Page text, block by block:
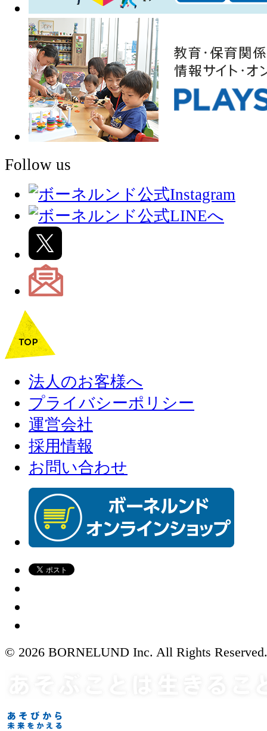
Follow us
法人のお客様へ
プライバシーポリシー
運営会社
採用情報
お問い合わせ
© 2026 BORNELUND Inc. All Rights Reserved.